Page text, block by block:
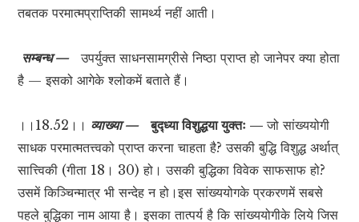
तबतक परमात्मप्राप्तिकी सामर्थ्य नहीं आती।
सम्बन्ध —
उपर्युक्त साधनसामग्रीसे निष्ठा प्राप्त हो जानेपर क्या होता
है — इसको आगेके श्लोकमें बताते हैं।
।।18.52।। व्याख्या — बुद्ध्या विशुद्धया युक्तः —जो सांख्ययोगी
साधक परमात्मतत्त्वको प्राप्त करना चाहता है? उसकी बुद्धि विशुद्ध अर्थात्
सात्त्विकी (गीता 18। 30) हो। उसकी बुद्धिका विवेक साफसाफ हो?
उसमें किञ्चिन्मात्र भी सन्देह न हो।इस सांख्ययोगके प्रकरणमें सबसे
पहले बुद्धिका नाम आया है। इसका तात्पर्य है कि सांख्ययोगीके लिये जिस